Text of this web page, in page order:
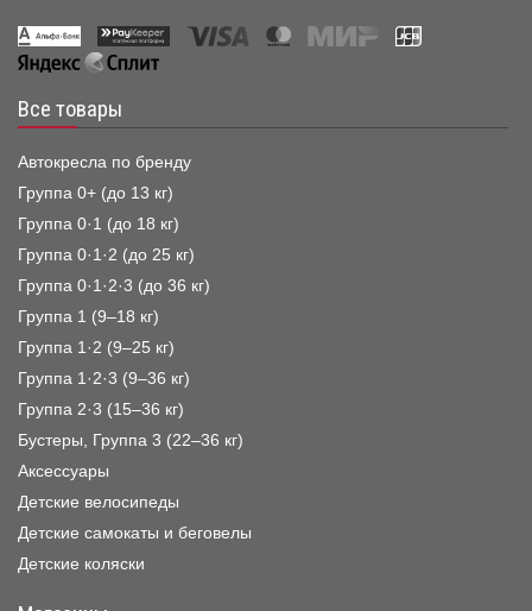
Все товары
Автокресла по бренду
Группа 0+ (до 13 кг)
Группа 0·1 (до 18 кг)
Группа 0·1·2 (до 25 кг)
Группа 0·1·2·3 (до 36 кг)
Группа 1 (9–18 кг)
Группа 1·2 (9–25 кг)
Группа 1·2·3 (9–36 кг)
Группа 2·3 (15–36 кг)
Бустеры, Группа 3 (22–36 кг)
Аксессуары
Детские велосипеды
Детские самокаты и беговелы
Детские коляски